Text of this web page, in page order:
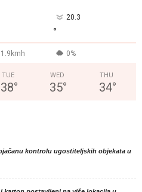
20.3
°
1.9kmh 0%
TUE
38°
WED
35°
THU
34°
kontrolu ugostiteljskih objekata u